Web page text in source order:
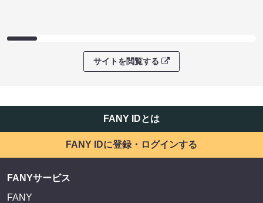
サイトを閲覧する
FANY IDとは
FANY IDに登録・ログインする
FANYサービス
FANY